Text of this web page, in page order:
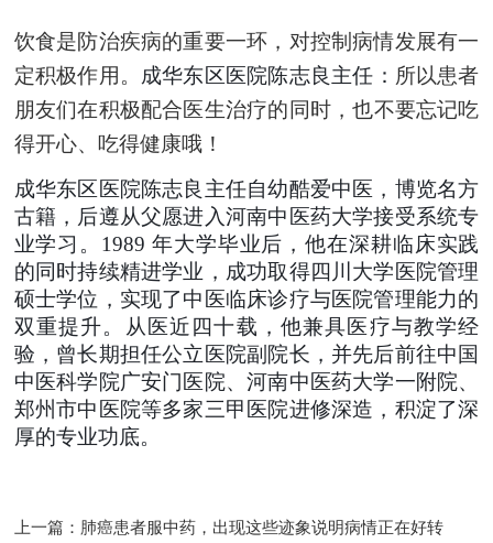
饮食是防治疾病的重要一环 ， 对控制病情发展有一
定积极作用 。 成华东区医院陈志良主任： 所以患者
朋友们在积极配合医生治疗的同时 ，也不要忘记吃
得开心、吃得健康哦！
成华东区医院陈志良主任自幼酷爱中医，博览名方
古籍，后遵从父愿进入河南中医药大学接受系统专
业学习。 1989 年大学毕业后，他在深耕临床实践
的同时持续精进学业，成功取得四川大学医院管理
硕士学位，实现了中医临床诊疗与医院管理能力的
双重提升。从医近四十载，他兼具医疗与教学经
验，曾长期担任公立医院副院长，并先后前往中国
中医科学院广安门医院、河南中医药大学一附院、
郑州市中医院等多家三甲医院进修深造，积淀了深
厚的专业功底。
上一篇： 肺癌患者服中药，出现这些迹象说明病情正在好转